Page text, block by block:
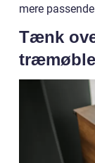
mere
Tænk